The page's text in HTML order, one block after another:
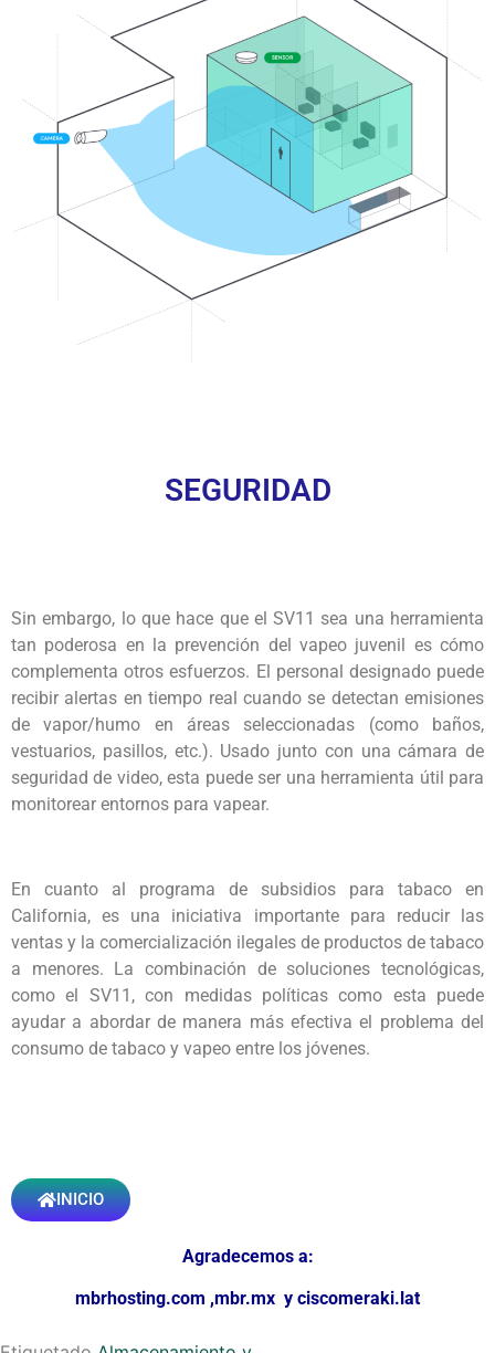
SEGURIDAD
Sin embargo, lo que hace que el SV11 sea una herramienta
tan poderosa en la prevención del vapeo juvenil es cómo
complementa otros esfuerzos. El personal designado puede
recibir alertas en tiempo real cuando se detectan emisiones
de vapor/humo en áreas seleccionadas (como baños,
vestuarios, pasillos, etc.). Usado junto con una cámara de
seguridad de video, esta puede ser una herramienta útil para
monitorear entornos para vapear.
En cuanto al programa de subsidios para tabaco en
California, es una iniciativa importante para reducir las
ventas y la comercialización ilegales de productos de tabaco
a menores. La combinación de soluciones tecnológicas,
como el SV11, con medidas políticas como esta puede
ayudar a abordar de manera más efectiva el problema del
consumo de tabaco y vapeo entre los jóvenes.
INICIO
Agradecemos a:
mbrhosting.com ,mbr.mx y ciscomeraki.lat